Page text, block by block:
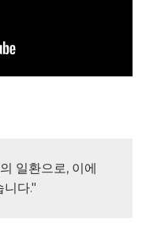
일환으로, 이에
다."